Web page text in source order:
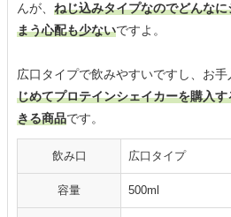
んが、 ねじ込みタイプなのでどんな
まう心配も少ないですよ。
広口タイプで飲みやすいですし、お手
じめてプロテインシェイカーを購入
きる商品です。
飲み口 広口タイプ
容量 500ml